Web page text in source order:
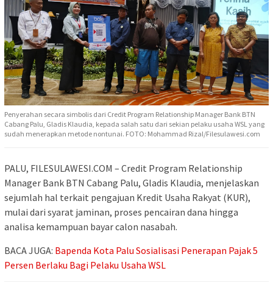
Penyerahan secara simbolis dari Credit Program Relationship Manager Bank BTN
Cabang Palu, Gladis Klaudia, kepada salah satu dari sekian pelaku usaha WSL yang
sudah menerapkan metode nontunai. FOTO: Mohammad Rizal/Filesulawesi.com
PALU, FILESULAWESI.COM – Credit Program Relationship
Manager Bank BTN Cabang Palu, Gladis Klaudia, menjelaskan
sejumlah hal terkait pengajuan Kredit Usaha Rakyat (KUR),
mulai dari syarat jaminan, proses pencairan dana hingga
analisa kemampuan bayar calon nasabah.
BACA JUGA: Bapenda Kota Palu Sosialisasi Penerapan Pajak 5
Persen Berlaku Bagi Pelaku Usaha WSL